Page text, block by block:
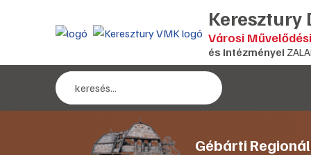
Keresztury
Városi
és intézményei
Gébárti